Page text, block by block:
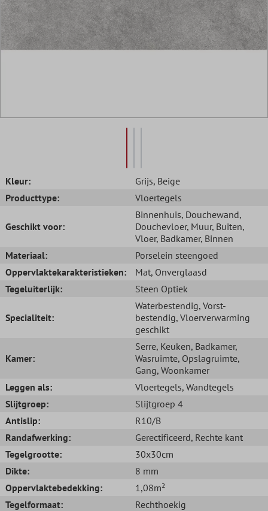
Kleur: Grijs, Beige
Producttype:
Vloertegels
Geschikt voor:
Binnenhuis, Douchewand,
Douchevloer, Muur, Buiten,
Vloer, Badkamer, Binnen
Materiaal:
Porselein steengoed
Oppervlaktekarakteristieken:
Mat, Onverglaasd
Tegeluiterlijk:
Steen Optiek
Specialiteit:
Waterbestendig, Vorst-
bestendig, Vloerverwarming
geschikt
Kamer:
Serre, Keuken, Badkamer,
Wasruimte, Opslagruimte,
Gang, Woonkamer
Leggen als:
Vloertegels, Wandtegels
Slijtgroep:
Slijtgroep 4
Antislip:
R10/B
Randafwerking:
Gerectificeerd, Rechte kant
Tegelgrootte:
30x30cm
Dikte:
8 mm
Oppervlaktebedekking:
1,08m²
Tegelformaat:
Rechthoekig